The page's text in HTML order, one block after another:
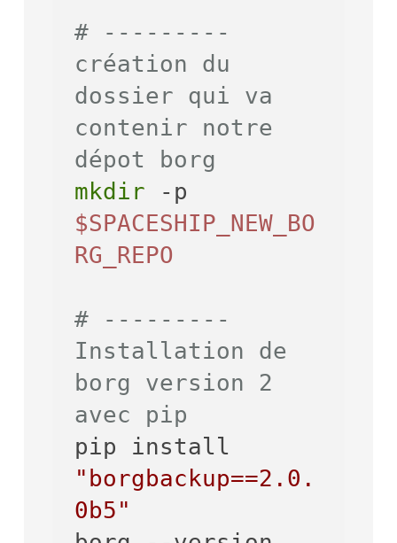
# ---------
création du
dossier qui va
contenir notre
dépot borg
mkdir
$SPACESHIP_NEW_BO
RG_REPO
# ---------
Installation de
borg version 2
avec pip
"borgbackup==2.0.
0b5"